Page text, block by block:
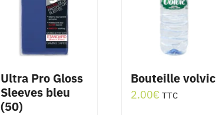
Ultra Pro Gloss
Sleeves bleu
(50)
Bouteille volvic
2.00€ TTC